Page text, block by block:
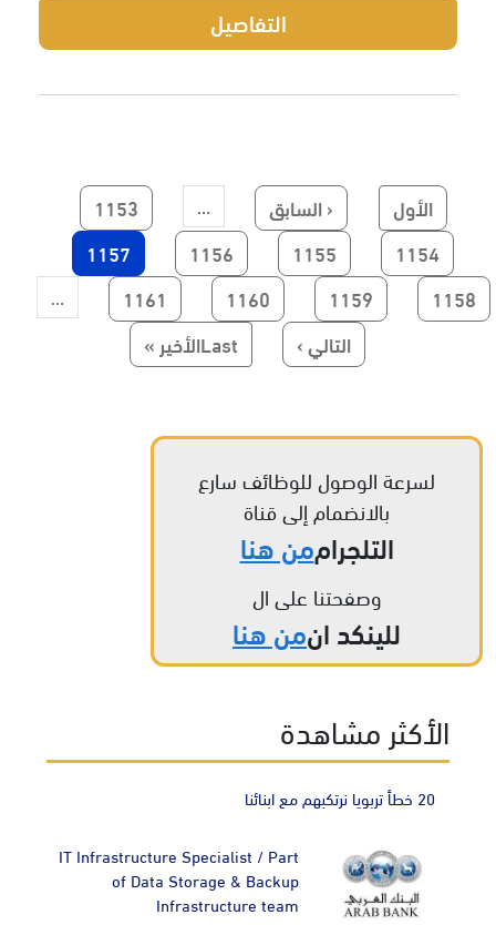
التفاصيل
Pagination
First page
الأول Previous page
‹ السابق … الصفحة
1153
الصفحة
1154 الصفحة
1155 الصفحة
1156
Current page
1157
الصفحة
1158 الصفحة
1159 الصفحة
1160 الصفحة
1161
…
الصفحة التالية
التالي › Last page
Lastالأخير »
لسرعة الوصول للوظائف سارع
بالانضمام إلى قناة
التلجراممن هنا
وصفحتنا على ال
للينكد انمن هنا
الأكثر مشاهدة
20 خطأ تربويا نرتكبهم مع ابنائنا
IT Infrastructure Specialist / Part
of Data Storage & Backup
Infrastructure team